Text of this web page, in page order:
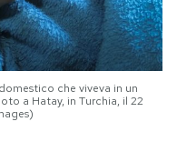
che viveva in un
a Hatay, in Turchia, il 22